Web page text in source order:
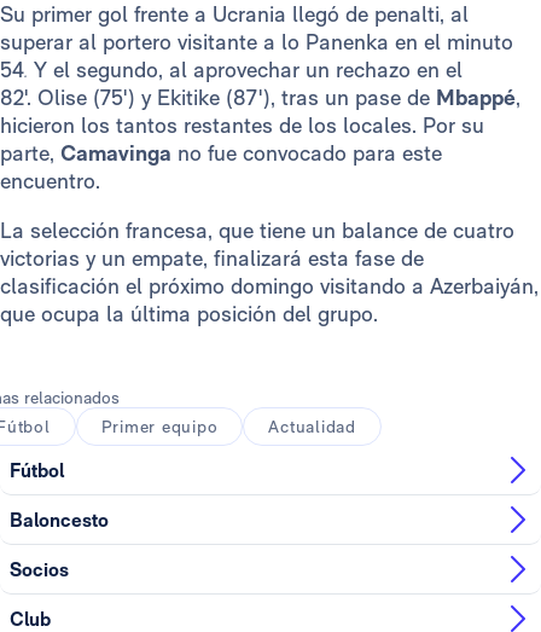
Su primer gol frente a Ucrania llegó de penalti, al
superar al portero visitante a lo Panenka en el minuto
54. Y el segundo, al aprovechar un rechazo en el
82'. Olise (75') y Ekitike (87'), tras un pase de Mbappé,
hicieron los tantos restantes de los locales. Por su
parte, Camavinga no fue convocado para este
encuentro.
La selección francesa, que tiene un balance de cuatro
victorias y un empate, finalizará esta fase de
clasificación el próximo domingo visitando a Azerbaiyán,
que ocupa la última posición del grupo.
relacionados
Primer equipo Actualidad
Fútbol
Baloncesto
Socios
Club